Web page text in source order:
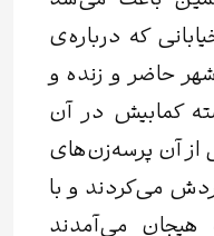
که درباره‌ی
حاضر و زنده و
کمابیش در آن
از آن پرسه‌زن‌های
می‌کردند و با
می‌آمدند